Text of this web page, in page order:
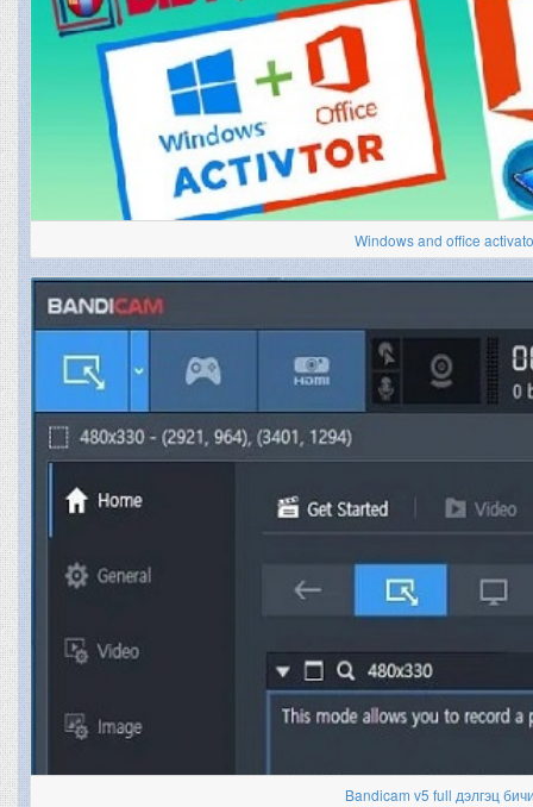
Windows and office
Bandicam v5 full дэлгэц